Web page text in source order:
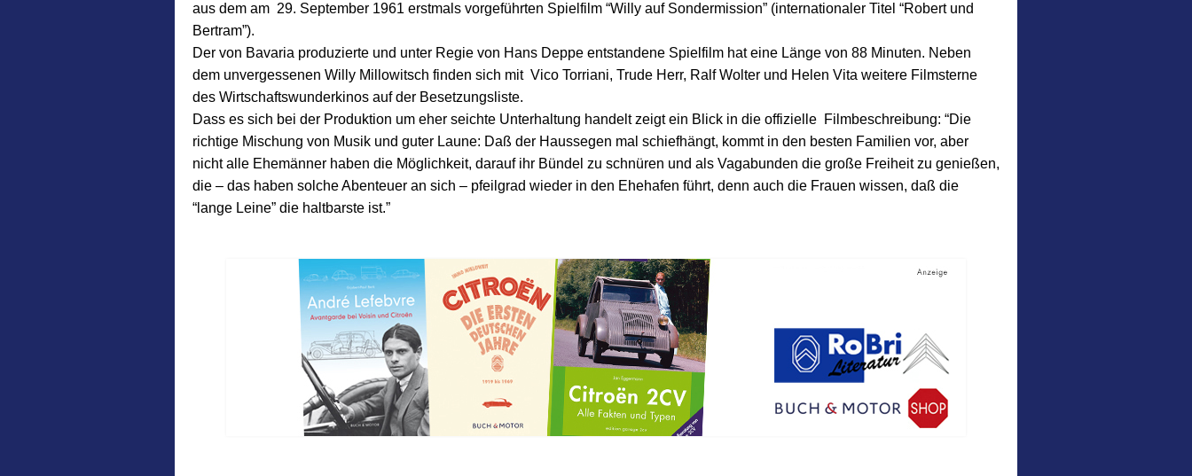
aus dem am 29. September 1961 erstmals vorgeführten Spielfilm “Willy auf Sondermission” (internationaler Titel “Robert und
Bertram”).
Der von Bavaria produzierte und unter Regie von Hans Deppe entstandene Spielfilm hat eine Länge von 88 Minuten. Neben
dem unvergessenen Willy Millowitsch finden sich mit Vico Torriani, Trude Herr, Ralf Wolter und Helen Vita weitere Filmsterne
des Wirtschaftswunderkinos auf der Besetzungsliste.
Dass es sich bei der Produktion um eher seichte Unterhaltung handelt zeigt ein Blick in die offizielle Filmbeschreibung: “Die
richtige Mischung von Musik und guter Laune: Daß der Haussegen mal schiefhängt, kommt in den besten Familien vor, aber
nicht alle Ehemänner haben die Möglichkeit, darauf ihr Bündel zu schnüren und als Vagabunden die große Freiheit zu genießen,
die – das haben solche Abenteuer an sich – pfeilgrad wieder in den Ehehafen führt, denn auch die Frauen wissen, daß die
“lange Leine” die haltbarste ist.”